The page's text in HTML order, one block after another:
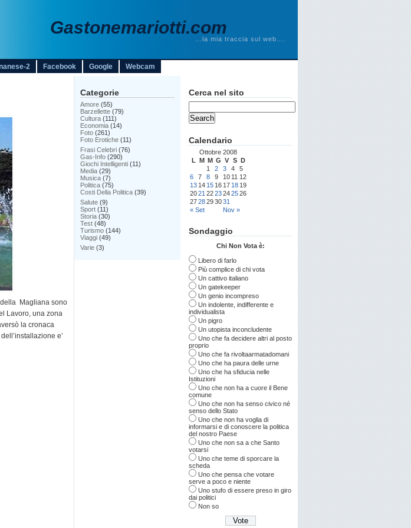
Gastonemariotti.com
…la mia traccia sul web….
2 Facebook Google Webcam
Magliana sono
Lavoro, una zona
la cronaca
e’
Categorie
Amore (55)
Barzellette (79)
Cultura (111)
Economia (14)
Foto (261)
Foto Erotiche (11)
Frasi Celebri (76)
Gas-Info (290)
Giochi Intelligenti (11)
Media (29)
Musica (7)
Politica (75)
Costi Della Politica (39)
Salute (9)
Sport (11)
Storia (30)
Test (48)
Turismo (144)
Viaggi (49)
Varie (3)
Cerca nel sito
Calendario
Ottobre 2008
L M M G V S D
« Set Nov »
1 2 3 4
5
6
7 8 9 10 11 12
13 14 15 16 17 18 19
2021 2223242526
2728293031
Sondaggio
Chi Non Vota è:
Libero di farlo
Più complice di chi vota
Un cattivo italiano
Un gatekeeper
Un genio incompreso
Un indolente, indifferente e
individualista
Un pigro
Un utopista inconcludente
Uno che fa decidere altri al posto
proprio
Uno che fa rivoltaarmatadomani
Uno che ha paura delle urne
Uno che ha sfiducia nelle
Istituzioni
Uno che non ha a cuore il Bene
comune
Uno che non ha senso civico né
senso dello Stato
Uno che non ha voglia di
informarsi e di conoscere la politica
del nostro Paese
Uno che non sa a che Santo
votarsi
Uno che teme di sporcare la
scheda
Uno che pensa che votare
serve a poco e niente
Uno stufo di essere preso in giro
dai politici
Non so